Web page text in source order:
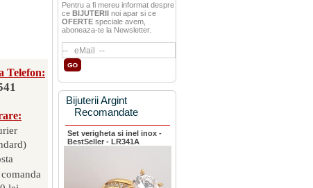
Telefon:
Pentru a fi mereu informat despre
ce BIJUTERII noi apar si ce
OFERTE speciale avem,
aboneaza-te la Newsletter.
Bijuterii Argint
Recomandate
Set verigheta si inel inox -
BestSeller - LR341A